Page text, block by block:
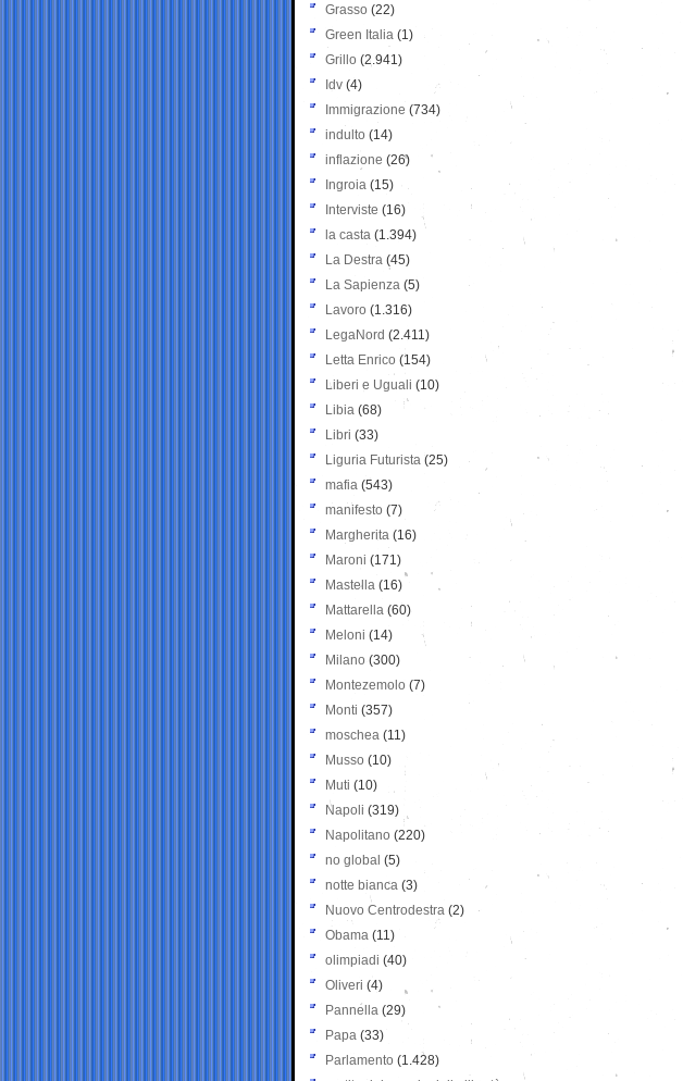
Grasso (22)
Green Italia (1)
Grillo (2.941)
Idv (4)
Immigrazione (734)
indulto (14)
inflazione (26)
Ingroia (15)
Interviste (16)
la casta (1.394)
La Destra (45)
La Sapienza (5)
Lavoro (1.316)
LegaNord (2.411)
Letta Enrico (154)
Liberi e Uguali (10)
Libia (68)
Libri (33)
Liguria Futurista (25)
mafia (543)
manifesto (7)
Margherita (16)
Maroni (171)
Mastella (16)
Mattarella (60)
Meloni (14)
Milano (300)
Montezemolo (7)
Monti (357)
moschea (11)
Musso (10)
Muti (10)
Napoli (319)
Napolitano (220)
no global (5)
notte bianca (3)
Nuovo Centrodestra (2)
Obama (11)
olimpiadi (40)
Oliveri (4)
Pannella (29)
Papa (33)
Parlamento (1.428)